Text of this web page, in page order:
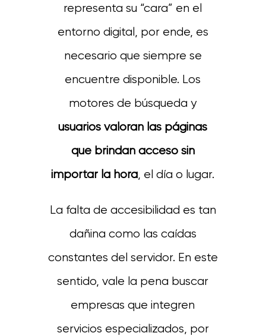
representa su “cara” en el
entorno digital, por ende, es
necesario que siempre se
encuentre disponible. Los
motores de búsqueda y
usuarios valoran las páginas
que brindan acceso sin
importar la hora, el día o lugar.
La falta de accesibilidad es tan
dañina como las caídas
constantes del servidor. En este
sentido, vale la pena buscar
empresas que integren
servicios especializados, por